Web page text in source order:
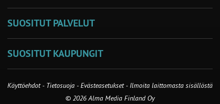
SUOSITUT PALVELUT
SUOSITUT KAUPUNGIT
Käyttöehdot - Tietosuoja -Evästeasetukset- Ilmoita laittomasta sisällöstä
© 2026 Alma Media Finland Oy